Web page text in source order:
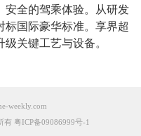
安全的驾乘体验。从研发
标国际豪华标准。享界超
关键工艺与设备。
weekly.com
粤ICP备09086999号-1